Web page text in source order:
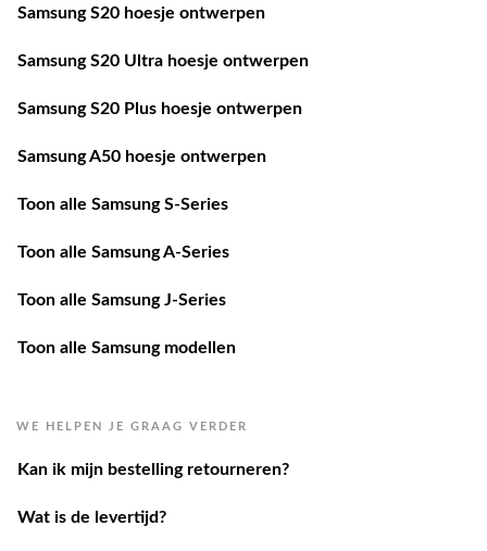
Samsung S20 hoesje ontwerpen
Samsung S20 Ultra hoesje ontwerpen
Samsung S20 Plus hoesje ontwerpen
Samsung A50 hoesje ontwerpen
Toon alle Samsung S-Series
Toon alle Samsung A-Series
Toon alle Samsung J-Series
Toon alle Samsung modellen
WE HELPEN JE GRAAG VERDER
Kan ik mijn bestelling retourneren?
Wat is de levertijd?